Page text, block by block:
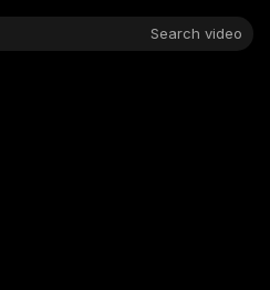
Search video